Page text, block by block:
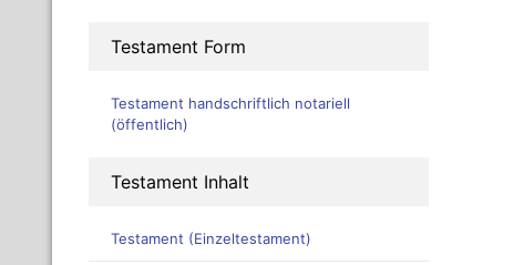
Testament Form
Testament handschriftlich notariell
(öffentlich)
Testament Inhalt
Testament (Einzeltestament)